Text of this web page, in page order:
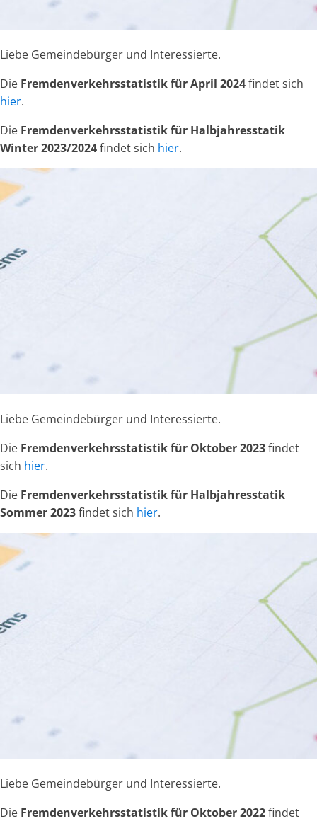
Liebe Gemeindebürger und Interessierte.
Die Fremdenverkehrsstatistik für April 2024findet sich
hier.
Die Fremdenverkehrsstatistik für Halbjahresstatik
Winter 2023/2024findet sich hier.
Liebe Gemeindebürger und Interessierte.
Die Fremdenverkehrsstatistik für Oktober 2023findet
sich hier.
Die Fremdenverkehrsstatistik für Halbjahresstatik
Sommer 2023findet sich hier.
Liebe Gemeindebürger und Interessierte.
Die Fremdenverkehrsstatistik für Oktober 2022findet